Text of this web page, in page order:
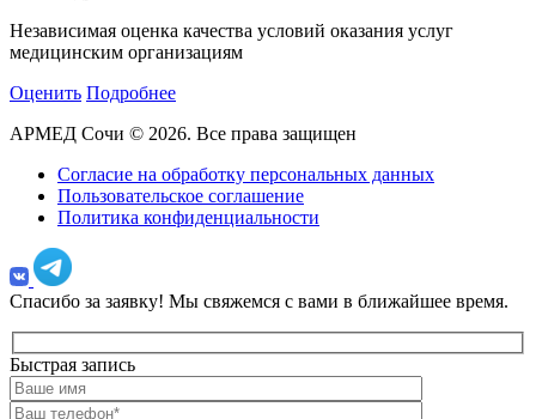
Независимая оценка качества условий оказания услуг
медицинским организациям
Оценить Подробнее
АРМЕД Сочи © 2026. Все права защищен
Согласие на обработку персональных данных
Пользовательское соглашение
Политика конфиденциальности
Спасибо за заявку! Мы свяжемся с вами в ближайшее время.
Быстрая запись